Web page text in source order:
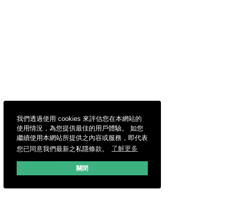
我們透過使用 cookies 來評估您在本網站的
使用情況，為您提供最佳的用戶體驗。 如您
繼續使用本網站所提供之內容或服務，即代表
您已同意我們最新之私隱條款。
了解更多
關閉